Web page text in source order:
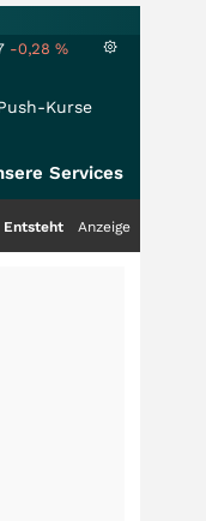
-0,28 %
Kurse
Services
hier die nächste
Anzeige